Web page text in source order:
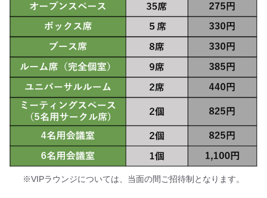
※VIPラウンジについては、当面の間ご招待制となります。